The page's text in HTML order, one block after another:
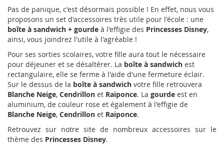
Pas de panique, c'est désormais possible ! En effet, nous vous
proposons un set d'accessoires très utile pour l'école : une
boîte à sandwich + gourde à l'effigie des Princesses Disney,
ainsi, vous joindrez l'utile à l'agréable !
Pour ses sorties scolaires, votre fille aura tout le nécessaire
pour déjeuner et se désaltérer. La boîte à sandwich est
rectangulaire, elle se ferme à l'aide d'une fermeture éclair.
Sur le dessus de la boîte à sandwich votre fille retrouvera
Blanche Neige, Cendrillon et Raiponce. La gourde est en
aluminium, de couleur rose et également à l'effigie de
Blanche Neige, Cendrillon et Raiponce.
Retrouvez sur notre site de nombreux accessoires sur le
thème des Princesses Disney.